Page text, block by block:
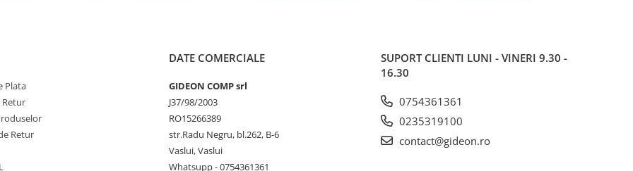
Plata
Retur
Retur
DATE COMERCIALE
GIDEON COMP srl
J37/98/2003
RO15266389
str.Radu Negru, bl.262, B-6
Vaslui, Vaslui
Whatsupp - 0754361361
SUPORT CLIENTI LUNI - VINERI 9.30 -
16.30
0754361361
0235319100
contact@gideon.ro